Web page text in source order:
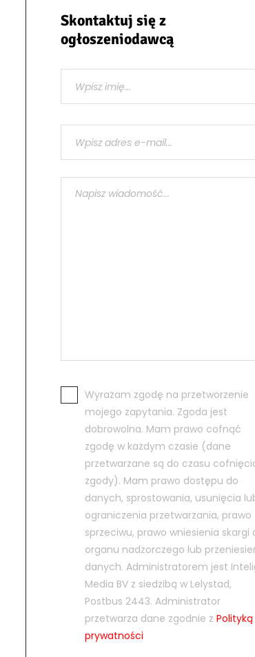
Skontaktuj się z
ogłoszeniodawcą
Wyrażam zgodę na przetworzenie
mojego zapytania. Zgoda jest
dobrowolna. Mam prawo cofnąć
zgodę w każdym czasie (dane
przetwarzane są do czasu
zgody). Mam prawo dostępu do
danych, sprostowania, usunięcia
ograniczenia przetwarzania, prawo
sprzeciwu, prawo wniesienia skargi
organu nadzorczego lub
danych. Administratorem jest
Media BV z siedzibą w Lelystad,
Postbus 2443. Administrator
przetwarza dane zgodnie z Polityką
prywatności